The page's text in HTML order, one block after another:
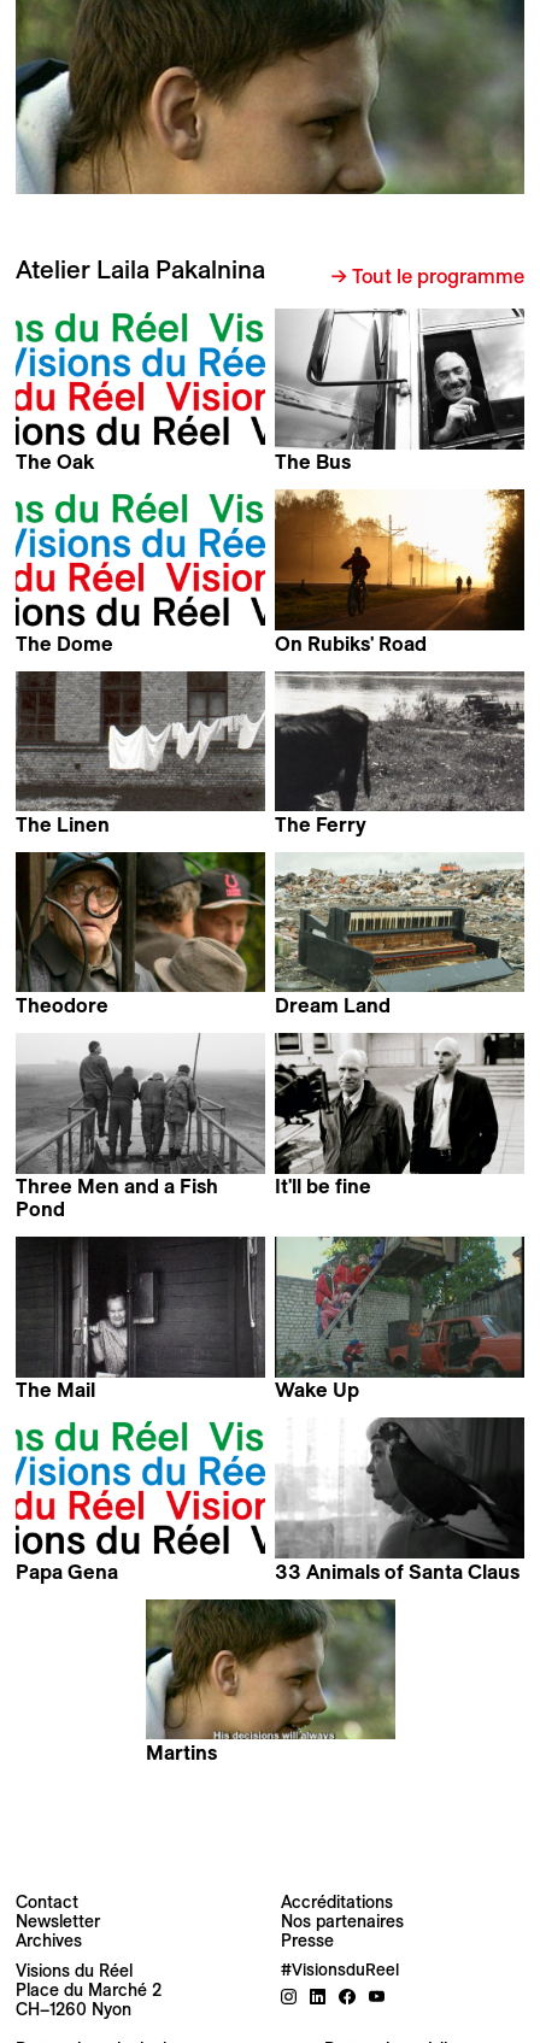
Atelier Laila Pakalnina → Tout le programme
The Oak
The Bus
The Dome
On Rubiks' Road
The Linen
The Ferry
Theodore
Dream Land
Three Men and a Fish
Pond
Maris Maskalans
It'll be fine
The Mail
Wake Up
Papa Gena
33 Animals of Santa Claus
Martins
Contact
Newsletter
Archives
Accréditations
Nos partenaires
Presse
Visions du Réel
Place du Marché 2
CH–1260 Nyon
#VisionsduReel
Newsletter
Votre adresse e-mail